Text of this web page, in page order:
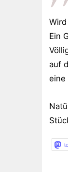
Ein
auf
eine